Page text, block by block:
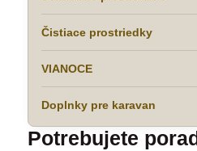
Čistiace prostriedky
VIANOCE
Doplnky pre karavan
Potrebujete